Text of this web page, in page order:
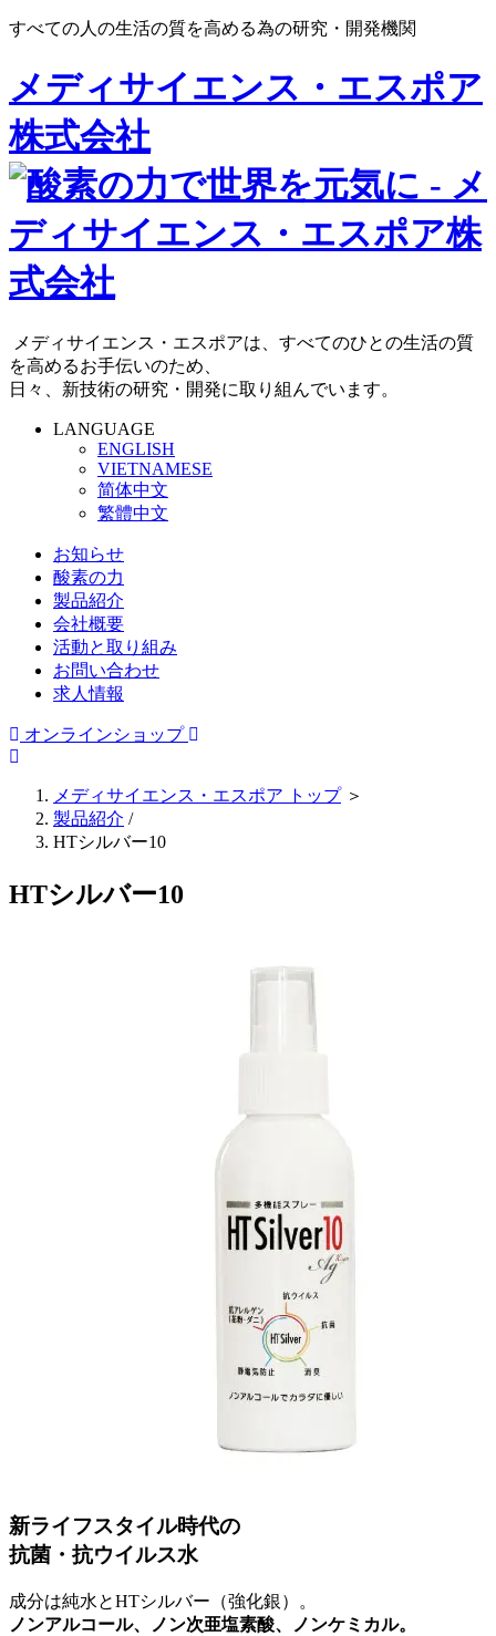
すべての人の生活の質を高める為の研究・開発機関
メディサイエンス・エスポア
株式会社
メディサイエンス・エスポアは、すべてのひとの生活の質
を高めるお手伝いのため、
日々、新技術の研究・開発に取り組んでいます。
LANGUAGE
ENGLISH
VIETNAMESE
简体中文
繁體中文
お知らせ
酸素の力
製品紹介
会社概要
活動と取り組み
お問い合わせ
求人情報
オンラインショップ
メディサイエンス・エスポア トップ＞
製品紹介 /
HTシルバー10
HTシルバー10
新ライフスタイル時代の
抗菌・抗ウイルス水
成分は純水とHTシルバー（強化銀）。
ノンアルコール、ノン次亜塩素酸、ノンケミカル。